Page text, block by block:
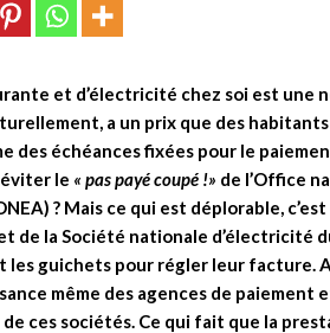
et d’électricité chez soi est une
a un prix que des
des échéances fixées pour le
éviter le « pas payé coupé !» de l’Office
? Mais ce qui est déplorable,
de la Société nationale d’électricité
guichets pour régler leur facture.
même des agences de paiement
ces sociétés. Ce qui fait que la